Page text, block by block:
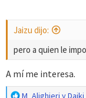
ahora el enfoque
Jaizu dijo:
pero a quien le
A mí me interesa.
R
M_Alighieri yDaiki_